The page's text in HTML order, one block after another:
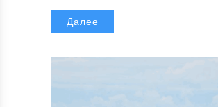
Далее